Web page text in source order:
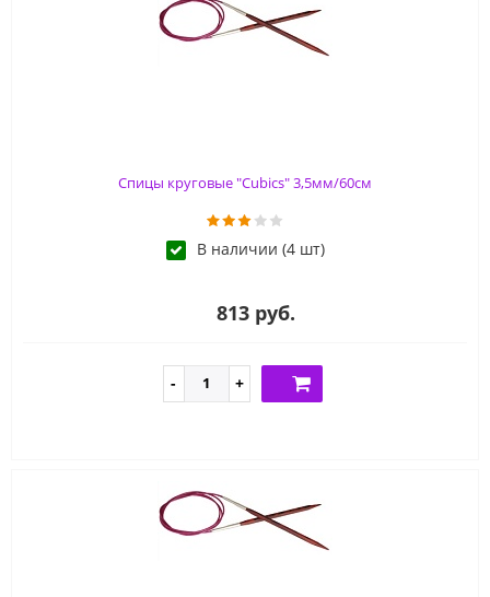
Спицы круговые "Cubics" 3,5мм/60см
В наличии (4 шт)
813 руб.